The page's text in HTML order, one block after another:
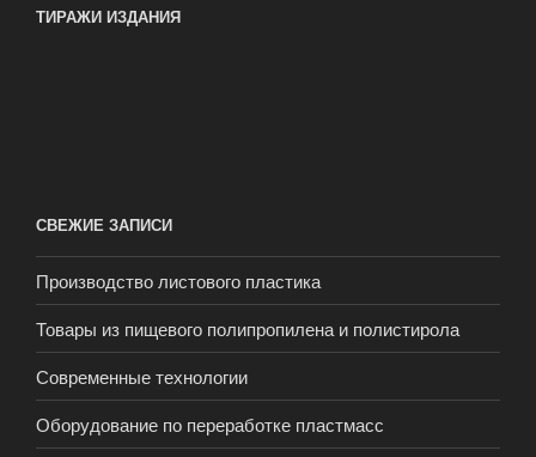
ТИРАЖИ ИЗДАНИЯ
СВЕЖИЕ ЗАПИСИ
Производство листового пластика
Товары из пищевого полипропилена и полистирола
Современные технологии
Оборудование по переработке пластмасс